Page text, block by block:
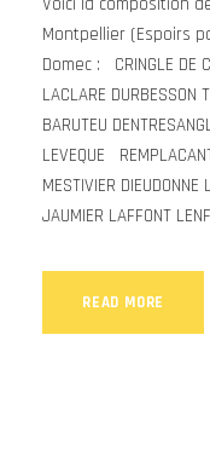
Montpellier (Espoirs
Domec : CRINGLE DE
LACLARE DURBESSON
BARUTEU
LEVEQUE
MESTIVIER
JAUMIER LAFFONT
READ MORE